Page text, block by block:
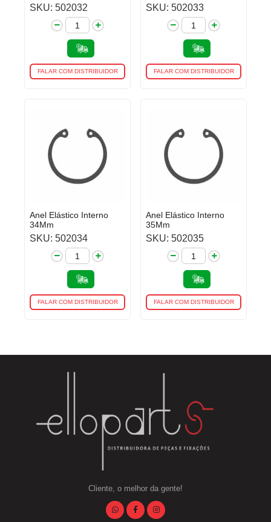
SKU: 502032
FALAR COM DISTRIBUIDOR
SKU: 502033
FALAR COM DISTRIBUIDOR
Anel Elástico Interno
34Mm
SKU: 502034
FALAR COM DISTRIBUIDOR
Anel Elástico Interno
35Mm
SKU: 502035
FALAR COM DISTRIBUIDOR
Cliente, o melhor da gente!